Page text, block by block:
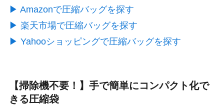
▶︎ Amazonで圧縮バッグを探す
▶︎ 楽天市場で圧縮バッグを探す
▶︎ Yahooショッピングで圧縮バッグを探す
【掃除機不要！】手で簡単にコンパクト化で
きる圧縮袋